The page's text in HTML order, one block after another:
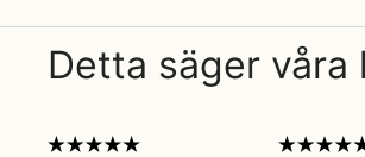
Detta säger våra